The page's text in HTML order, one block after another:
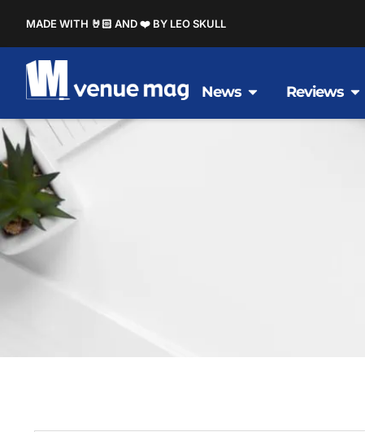
MADE WITH 🤘🏻 AND ❤️ BY LEO SKULL
News Reviews